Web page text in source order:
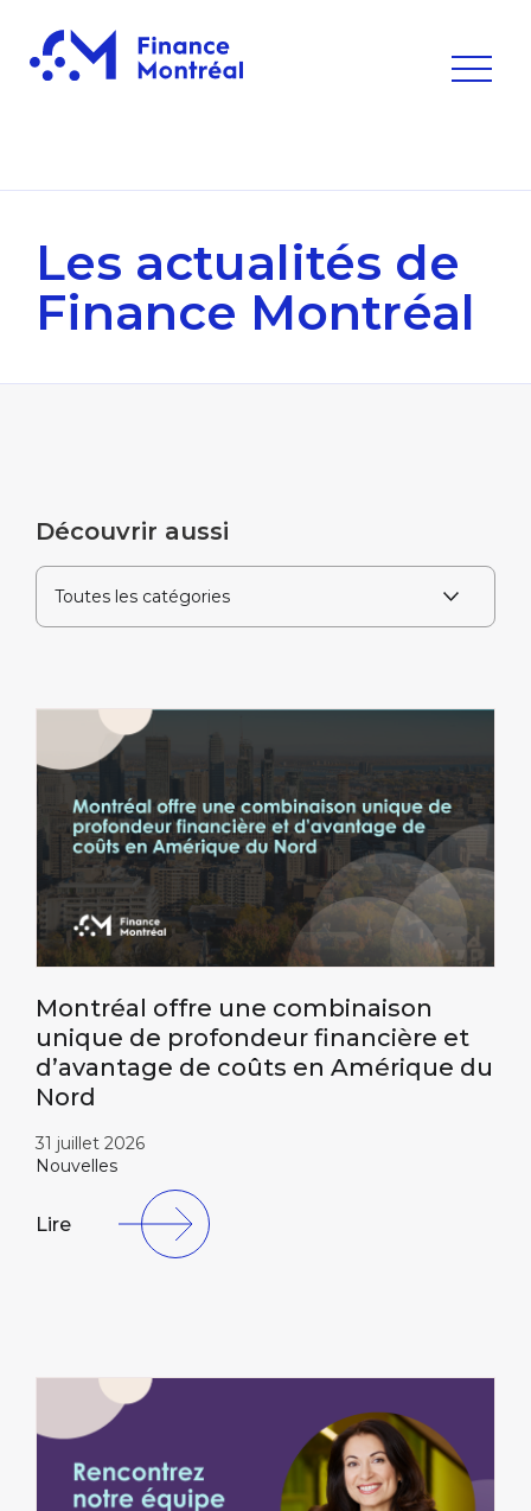
Les actualités de
Finance Montréal
Découvrir aussi
Montréal offre une combinaison
unique de profondeur financière et
d’avantage de coûts en Amérique du
Nord
31 juillet 2026
Nouvelles
Lire